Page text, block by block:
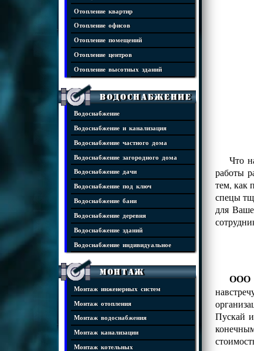
Отопление квартир
Отопление офисов
Отопление помещений
Отопление центров
Отопление высотных зданий
Водоснабжение
Водоснабжение
Водоснабжение и канализация
Водоснабжение частного дома
Водоснабжение загородного дома
Водоснабжение дачи
Водоснабжение под ключ
Водоснабжение бани
Водоснабжение деревня
Водоснабжение зданий
Водоснабжение индивидуальное
Монтаж
Монтаж инженерных систем
Монтаж отопления
Монтаж водоснабжения
Монтаж канализации
Монтаж котельных
Что
работы
тем, как
спецы
для
ООО
Пускай